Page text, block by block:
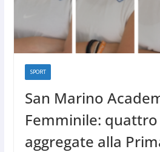
SPORT
San Marino
Femminile:
aggregate alla